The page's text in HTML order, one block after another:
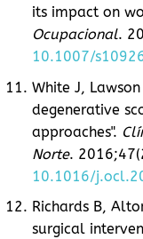
its impact on
Ocupacional.
10.1007/
White J,
degenerative
approaches".
Norte.
10.1016/
Richards B,
surgical